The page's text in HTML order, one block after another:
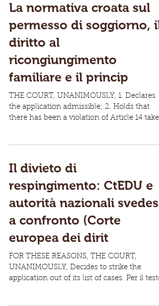
La normativa croata sul
permesso di soggiorno, il
diritto al
ricongiungimento
familiare e il princip
THE COURT, UNANIMOUSLY, 1. Declares
the application admissible; 2. Holds that
there has been a violation of Article 14
Il divieto di
respingimento: CtEDU e
autorità nazionali svedesi
a confronto (Corte
europea dei dirit
FOR THESE REASONS, THE COURT,
UNANIMOUSLY, Decides to strike the
application out of its list of cases. Per il testo